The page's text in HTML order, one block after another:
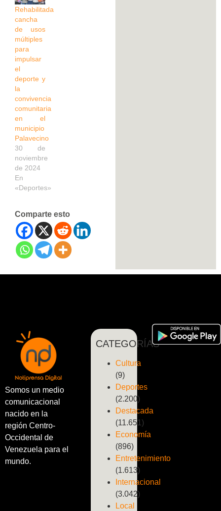
Rehabilitada
cancha
de usos
múltiples
para
impulsar
el
deporte y
la
convivencia
comunitaria
en el
municipio
Palavecino
30 de
noviembre
de 2024
En
«Deportes»
Comparte esto
Somos un medio
comunicacional
nacido en la
región Centro-
Occidental de
Venezuela para el
mundo.
CATEGORÍAS
Cultura
(9)
Deportes
(2.200)
Destacada
(11.651)
Economía
(896)
Entretenimiento
(1.613)
Internacional
(3.042)
Local